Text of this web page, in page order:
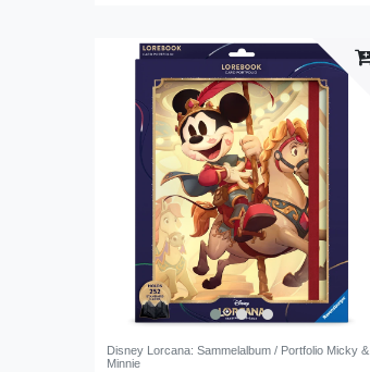
Disney Lorcana: Sammelalbum / Portfolio Micky &
Minnie